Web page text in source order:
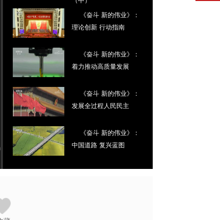
《奋斗 新的伟业》：
理论创新 行动指南
《奋斗 新的伟业》：
着力推动高质量发展
《奋斗 新的伟业》：
发展全过程人民民主
《奋斗 新的伟业》：
中国道路 复兴蓝图